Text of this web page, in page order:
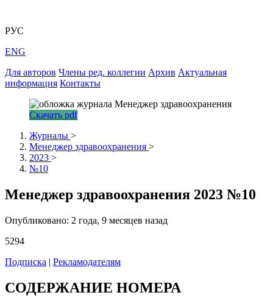
РУС
ENG
Для авторов Члены ред. коллегии Архив Актуальная
информация Контакты
Скачать pdf
Журналы >
Менеджер здравоохранения >
2023 >
№10
Менеджер здравоохранения 2023 №10
Опубликовано: 2 года, 9 месяцев назад
5294
Подписка | Рекламодателям
СОДЕРЖАНИЕ НОМЕРА